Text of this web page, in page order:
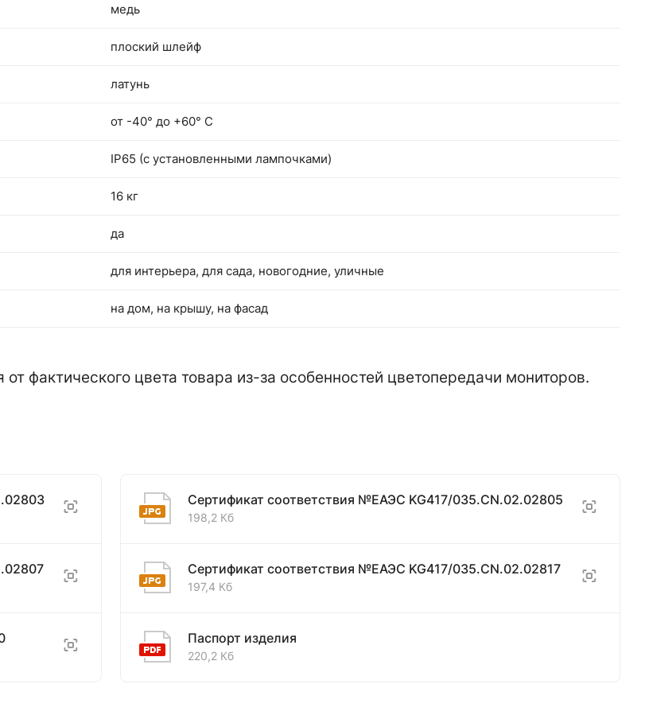
медь
плоский шлейф
латунь
от -40° до +60° С
IP65 (с установленными лампочками)
16 кг
да
для интерьера, для сада, новогодние, уличные
на дом, на крышу, на фасад
фактического цвета товара из-за особенностей цветопередачи мониторов.
Сертификат соответствия №ЕАЭС KG417/035.CN.02.02805
198,2 Кб
Сертификат соответствия №ЕАЭС KG417/035.CN.02.02817
197,4 Кб
Паспорт изделия
220,2 Кб